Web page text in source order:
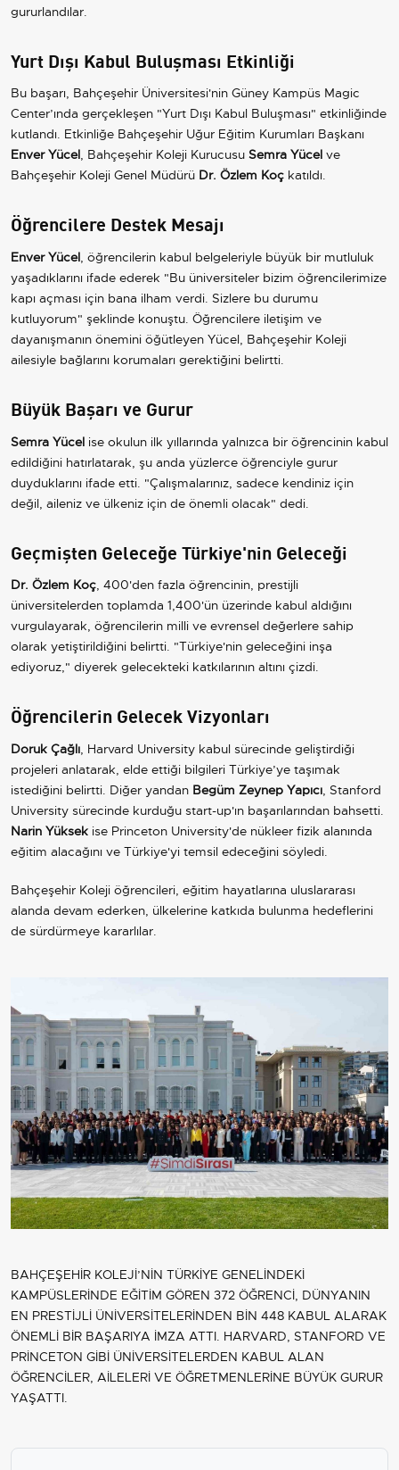
gururlandılar.
Yurt Dışı Kabul Buluşması Etkinliği
Bu başarı, Bahçeşehir Üniversitesi'nin Güney Kampüs Magic
Center’ında gerçekleşen "Yurt Dışı Kabul Buluşması" etkinliğinde
kutlandı. Etkinliğe Bahçeşehir Uğur Eğitim Kurumları Başkanı
Enver Yücel, Bahçeşehir Koleji Kurucusu Semra Yücel ve
Bahçeşehir Koleji Genel Müdürü Dr. Özlem Koç katıldı.
Öğrencilere Destek Mesajı
Enver Yücel, öğrencilerin kabul belgeleriyle büyük bir mutluluk
yaşadıklarını ifade ederek "Bu üniversiteler bizim öğrencilerimize
kapı açması için bana ilham verdi. Sizlere bu durumu
kutluyorum" şeklinde konuştu. Öğrencilere iletişim ve
dayanışmanın önemini öğütleyen Yücel, Bahçeşehir Koleji
ailesiyle bağlarını korumaları gerektiğini belirtti.
Büyük Başarı ve Gurur
Semra Yücel ise okulun ilk yıllarında yalnızca bir öğrencinin kabul
edildiğini hatırlatarak, şu anda yüzlerce öğrenciyle gurur
duyduklarını ifade etti. "Çalışmalarınız, sadece kendiniz için
değil, aileniz ve ülkeniz için de önemli olacak" dedi.
Geçmişten Geleceğe Türkiye'nin Geleceği
Dr. Özlem Koç, 400'den fazla öğrencinin, prestijli
üniversitelerden toplamda 1,400'ün üzerinde kabul aldığını
vurgulayarak, öğrencilerin milli ve evrensel değerlere sahip
olarak yetiştirildiğini belirtti. "Türkiye'nin geleceğini inşa
ediyoruz," diyerek gelecekteki katkılarının altını çizdi.
Öğrencilerin Gelecek Vizyonları
Doruk Çağlı, Harvard University kabul sürecinde geliştirdiği
projeleri anlatarak, elde ettiği bilgileri Türkiye’ye taşımak
istediğini belirtti. Diğer yandan Begüm Zeynep Yapıcı, Stanford
University sürecinde kurduğu start-up'ın başarılarından bahsetti.
Narin Yüksek ise Princeton University'de nükleer fizik alanında
eğitim alacağını ve Türkiye'yi temsil edeceğini söyledi.
Bahçeşehir Koleji öğrencileri, eğitim hayatlarına uluslararası
alanda devam ederken, ülkelerine katkıda bulunma hedeflerini
de sürdürmeye kararlılar.
BAHÇEŞEHİR KOLEJİ’NİN TÜRKİYE GENELİNDEKİ
KAMPÜSLERİNDE EĞİTİM GÖREN 372 ÖĞRENCİ, DÜNYANIN
EN PRESTİJLİ ÜNİVERSİTELERİNDEN BİN 448 KABUL ALARAK
ÖNEMLİ BİR BAŞARIYA İMZA ATTI. HARVARD, STANFORD VE
PRİNCETON GİBİ ÜNİVERSİTELERDEN KABUL ALAN
ÖĞRENCİLER, AİLELERİ VE ÖĞRETMENLERİNE BÜYÜK GURUR
YAŞATTI.